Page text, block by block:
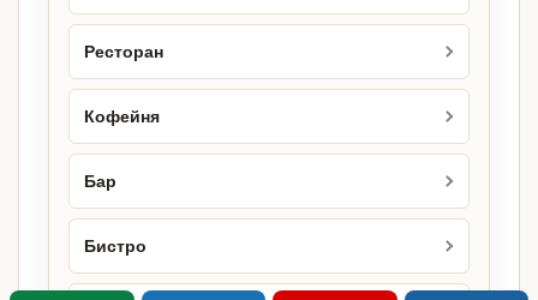
Ресторан
Кофейня
Бар
Бистро